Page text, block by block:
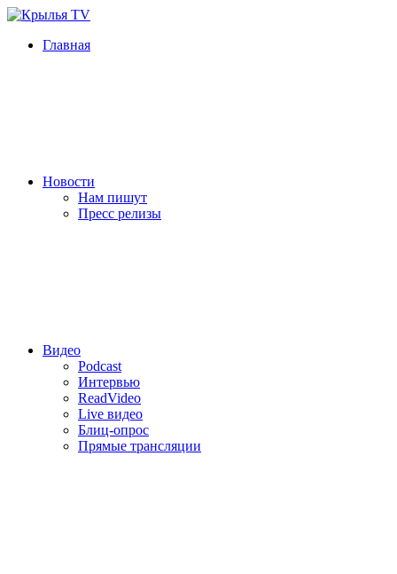
Главная
Новости
Нам пишут
Пресс релизы
Видео
Podcast
Интервью
ReadVideo
Live видео
Блиц-опрос
Прямые трансляции